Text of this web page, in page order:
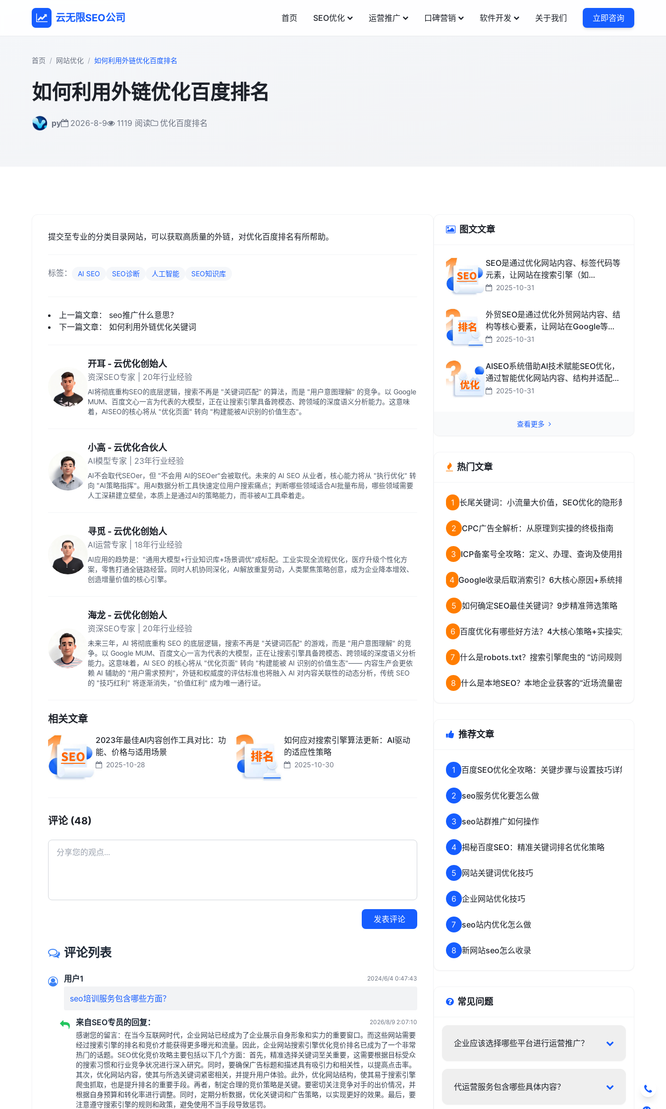
云无限SEO公司 首页 SEO优化 运营推广 口碑营销 软件开发 关于我们 立即咨询
首页 网站优化 如何利用外链优化百度排名
如何利用外链优化百度排名
py 2026-8-9 1119 阅读 优化百度排名
提交至专业的分类目录网站，可以获取高质量的外链，对优化百度排名有所帮助。
标签： AI SEO SEO诊断 人工智能 SEO知识库
上一篇文章： seo推广什么意思？
下一篇文章： 如何利用外链优化关键词
开耳 - 云优化创始人
资深SEO专家 | 20年行业经验
AI将彻底重构SEO的底层逻辑，搜索不再是 "关键词匹配" 的算法，而是 "用户意图理解" 的竞争。以 Google
MUM、百度文心一言为代表的大模型，正在让搜索引擎具备跨模态、跨领域的深度语义分析能力。这意味
着，AISEO的核心将从 "优化页面" 转向 "构建能被AI识别的价值生态"。
小高 - 云优化合伙人
AI模型专家 | 23年行业经验
AI不会取代SEOer，但 "不会用 AI的SEOer"会被取代。未来的 AI SEO 从业者，核心能力将从 "执行优化" 转
向 "AI策略指挥"。用AI数据分析工具快速定位用户搜索痛点；判断哪些领域适合AI批量布局，哪些领域需要
人工深耕建立壁垒，本质上是通过AI的策略能力，而非被AI工具牵着走。
寻觅 - 云优化创始人
AI运营专家 | 18年行业经验
AI应用的趋势是："通用大模型+行业知识库+场景调优"成标配。工业实现全流程优化，医疗升级个性化方
案，零售打通全链路经营。同时人机协同深化，AI解放重复劳动，人类聚焦策略创意，成为企业降本增效、
创造增量价值的核心引擎。
海龙 - 云优化创始人
资深SEO专家 | 20年行业经验
未来三年，AI 将彻底重构 SEO 的底层逻辑，搜索不再是 "关键词匹配" 的游戏，而是 "用户意图理解" 的竞
争。以 Google MUM、百度文心一言为代表的大模型，正在让搜索引擎具备跨模态、跨领域的深度语义分析
能力。这意味着，AI SEO 的核心将从 "优化页面" 转向 "构建能被 AI 识别的价值生态"—— 内容生产会更依
赖 AI 辅助的 "用户需求预判"，外链和权威度的评估标准也将融入 AI 对内容关联性的动态分析，传统 SEO
的 "技巧红利" 将逐渐消失，"价值红利" 成为唯一通行证。
相关文章
2023年最佳AI内容创作工具对比：功
能、价格与适用场景
2025-10-28
如何应对搜索引擎算法更新：AI驱动
的适应性策略
2025-10-30
评论 (48)
发表评论
评论列表
用户1 2024/6/4 0:47:43
seo培训服务包含哪些方面？
来自SEO专员的回复： 2026/8/9 2:07:10
感谢您的留言：在当今互联网时代，企业网站已经成为了企业展示自身形象和实力的重要窗口。而这些网站需要
经过搜索引擎的排名和竞价才能获得更多曝光和流量。因此，企业网站搜索引擎优化竞价排名已成为了一个非常
热门的话题。SEO优化竞价攻略主要包括以下几个方面：首先，精准选择关键词至关重要，这需要根据目标受众
的搜索习惯和行业竞争状况进行深入研究。同时，要确保广告标题和描述具有吸引力和相关性，以提高点击率。
其次，优化网站内容，使其与所选关键词紧密相关，并提升用户体验。此外，优化网站结构，使其易于搜索引擎
爬虫抓取，也是提升排名的重要手段。再者，制定合理的竞价策略是关键。要密切关注竞争对手的出价情况，并
根据自身预算和转化率进行调整。同时，定期分析数据，优化关键词和广告策略，以实现更好的效果。最后，要
注意遵守搜索引擎的规则和政策，避免使用不当手段导致惩罚。
图文文章
SEO是通过优化网站内容、标签代码等
元素，让网站在搜索引擎（如
Google、百度、搜狗、必应）中排名
和方法。
2025-10-31
外贸SEO是通过优化外贸网站内容、结
构等核心要素，让网站在Google等海
外搜索引擎中排名靠前，获取海外精准
法。
2025-10-31
AISEO系统借助AI技术赋能SEO优化，
通过智能优化网站内容、结构并适配搜
索引擎规则，助力网站快速提升排名，
2025-10-31
查看更多
热门文章
1 长尾关键词：小流量大价值，SEO优化的隐形黄金矿脉
2 CPC广告全解析：从原理到实操的终极指南
3 ICP备案号全攻略：定义、办理、查询及使用指南
4 Google收录后取消索引？6大核心原因+系统排查解决指南
5 如何确定SEO最佳关键词？9步精准筛选策略
6 百度优化有哪些好方法？4大核心策略+实操实施指南
7 什么是robots.txt？搜索引擎爬虫的 “访问规则指南”
8 什么是本地SEO？本地企业获客的“近场流量密码”
推荐文章
1 百度SEO优化全攻略：关键步骤与设置技巧详解
2 seo服务优化要怎么做
3 seo站群推广如何操作
4 揭秘百度SEO：精准关键词排名优化策略
5 网站关键词优化技巧
6 企业网站优化技巧
7 seo站内优化怎么做
8 新网站seo怎么收录
常见问题
企业应该选择哪些平台进行运营推广？
代运营服务包含哪些具体内容？